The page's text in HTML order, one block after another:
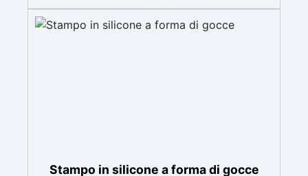
artigianali con dettagli complessi. Compatibile
con: resina epossidica, gesso, cera, poliuretano,
sculture, oggetti artistici e prototipazione. ✔️
Stampo in silicone a forma di gocce